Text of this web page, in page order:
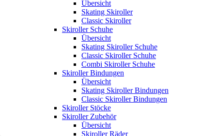
Übersicht
Skating Skiroller
Classic Skiroller
Skiroller Schuhe
Übersicht
Skating Skiroller Schuhe
Classic Skiroller Schuhe
Combi Skiroller Schuhe
Skiroller Bindungen
Übersicht
Skating Skiroller Bindungen
Classic Skiroller Bindungen
Skiroller Stöcke
Skiroller Zubehör
Übersicht
Skiroller Räder